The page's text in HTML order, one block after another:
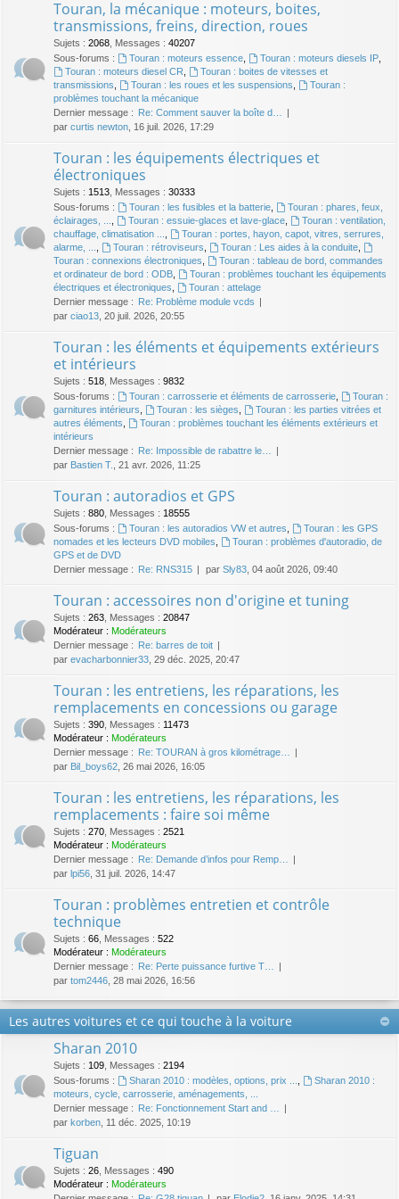
Touran, la mécanique : moteurs, boites,
transmissions, freins, direction, roues
Sujets : 2068 Messages : 40207
Sous-forums :
Touran : moteurs essence, Touran : moteurs diesels IP,
Touran : moteurs diesel CR
Touran : boites de vitesses et
transmissions
Touran : les roues et les suspensions
Touran :
problèmes touchant la mécanique
Dernier message :
Re: Comment sauver la boîte d…
par curtis newton , 16 juil. 2026, 17:29
Touran : les équipements électriques et
électroniques
Sujets : 1513 Messages : 30333
Sous-forums :
Touran : les fusibles et la batterie,
Touran : phares, feux,
éclairages, ...
Touran : essuie-glaces et lave-glace,
Touran : ventilation,
chauffage, climatisation ...
Touran : portes, hayon, capot, vitres, serrures,
alarme, ...
Touran : rétroviseurs Touran : Les aides à la conduite,
Touran : connexions électroniques
Touran : tableau de bord, commandes
et ordinateur de bord : ODB
Touran : problèmes touchant les équipements
électriques et électroniques
Touran : attelage
Dernier message :
Re: Problème module vcds
par ciao13 , 20 juil. 2026, 20:55
Touran : les éléments et équipements extérieurs
et intérieurs
Sujets : 518 Messages : 9832
Sous-forums :
Touran : carrosserie et éléments de carrosserie,
Touran :
garnitures intérieurs
Touran : les sièges
Touran : les parties vitrées et
autres éléments
Touran : problèmes touchant les éléments extérieurs et
intérieurs
Dernier message :
Re: Impossible de rabattre le…
par Bastien T. , 21 avr. 2026, 11:25
Touran : autoradios et GPS
Sujets : 880 Messages : 18555
Sous-forums :
Touran : les autoradios VW et autres
Touran : les GPS
nomades et les lecteurs DVD mobiles
Touran : problèmes d'autoradio, de
GPS et de DVD
Dernier message :
Re: RNS315 par Sly83 , 04 août 2026, 09:40
Touran : accessoires non d'origine et tuning
Sujets : 263 Messages : 20847
Modérateur : Modérateurs
Dernier message :
Re: barres de toit
par evacharbonnier33 , 29 déc. 2025, 20:47
Touran : les entretiens, les réparations, les
remplacements en concessions ou garage
Sujets : 390 Messages : 11473
Modérateur : Modérateurs
Dernier message :
Re: TOURAN à gros kilométrage…
par Bil_boys62 , 26 mai 2026, 16:05
Touran : les entretiens, les réparations, les
remplacements : faire soi même
Sujets : 270 Messages : 2521
Modérateur : Modérateurs
Dernier message :
Re: Demande d’infos pour Remp…
par lpi56 , 31 juil. 2026, 14:47
Touran : problèmes entretien et contrôle
technique
Sujets : 66 Messages : 522
Modérateur : Modérateurs
Dernier message :
Re: Perte puissance furtive T…
par tom2446 , 28 mai 2026, 16:56
Les autres voitures et ce qui touche à la voiture
Sharan 2010
Sujets : 109 Messages : 2194
Sous-forums :
Sharan 2010 : modèles, options, prix ...
Sharan 2010 :
moteurs, cycle, carrosserie, aménagements, ...
Dernier message :
Re: Fonctionnement Start and …
par korben , 11 déc. 2025, 10:19
Tiguan
Sujets : 26 Messages : 490
Modérateur : Modérateurs